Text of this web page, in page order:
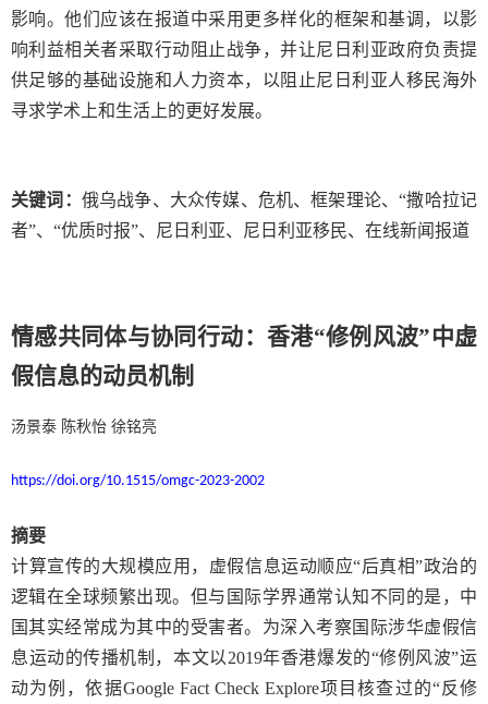
影响。他们应该在报道中采用更多样化的框架和基调，以影
响利益相关者采取行动阻止战争，并让尼日利亚政府负责提
供足够的基础设施和人力资本，以阻止尼日利亚人移民海外
寻求学术上和生活上的更好发展。
关键词： 俄乌战争、大众传媒、危机、框架理论、“撒哈拉记
者”、“优质时报”、尼日利亚、尼日利亚移民、在线新闻报道
情感共同体与协同行动：香港“修例风波”中虚
假信息的动员机制
汤景泰 陈秋怡 徐铭亮
https://doi.org/10.1515/omgc-2023-2002
摘要
计算宣传的大规模应用，虚假信息运动顺应“后真相”政治的
逻辑在全球频繁出现。但与国际学界通常认知不同的是，中
国其实经常成为其中的受害者。为深入考察国际涉华虚假信
息运动的传播机制，本文以 2019年香港爆发的“修例风波”运
动为例，依据Google Fact Check Explore项目核查过的“反修